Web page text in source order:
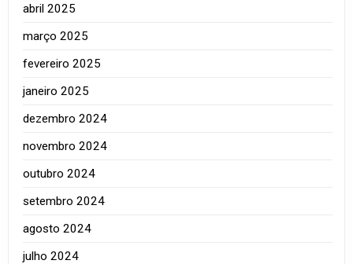
abril 2025
março 2025
fevereiro 2025
janeiro 2025
dezembro 2024
novembro 2024
outubro 2024
setembro 2024
agosto 2024
julho 2024